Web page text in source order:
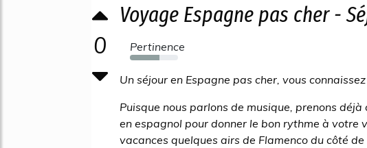
0
Voyage Espagne pas cher -
Pertinence
61%
Un séjour en Espagne pas cher, vous
Puisque nous parlons de musique, prenons
en espagnol pour donner le bon rythme à votre
vacances quelques airs de Flamenco du côté